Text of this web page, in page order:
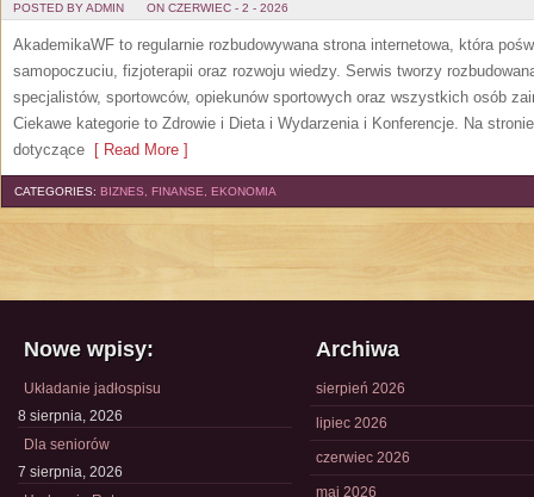
POSTED BY ADMIN ON CZERWIEC - 2 - 2026
AkademikaWF to regularnie rozbudowywana strona internetowa, która
samopoczuciu, fizjoterapii oraz rozwoju wiedzy. Serwis tworzy
specjalistów, sportowców, opiekunów sportowych oraz wszystkich osób
Ciekawe kategorie to Zdrowie i Dieta i Wydarzenia i Konferencje. Na
dotyczące [ Read More ]
CATEGORIES: BIZNES, FINANSE, EKONOMIA
Nowe wpisy:
Układanie jadłospisu
8 sierpnia, 2026
Dla seniorów
7 sierpnia, 2026
Archiwa
sierpień 2026
lipiec 2026
czerwiec 2026
maj 2026